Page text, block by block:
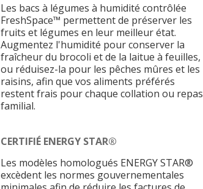
Les bacs à légumes à humidité contrôlée
FreshSpace™ permettent de préserver les
fruits et légumes en leur meilleur état.
Augmentez l'humidité pour conserver la
fraîcheur du brocoli et de la laitue à feuilles,
ou réduisez-la pour les pêches mûres et les
raisins, afin que vos aliments préférés
restent frais pour chaque collation ou repas
familial.
CERTIFIÉ ENERGY STAR®
Les modèles homologués ENERGY STAR®
excèdent les normes gouvernementales